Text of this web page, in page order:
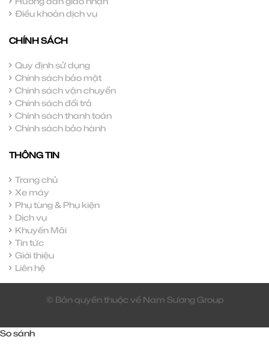
Điều khoản dịch vụ
CHÍNH SÁCH
Quy định sử dụng
Chính sách bảo mật
Chính sách vận chuyển
Chính sách đổi trả
Chính sách thanh toán
Chính sách bảo hành
THÔNG TIN
Trang chủ
Xe máy
Phụ tùng & Phụ kiện
Dịch vụ
Khuyến Mãi
Tin tức
Giới thiệu
Liên hệ
© Bản quyền thuộc về Nam Sương Group
So sánh